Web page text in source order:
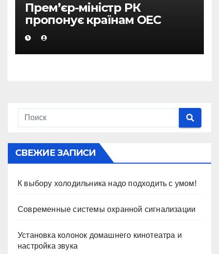
Прем’єр-міністр РК
пропонує країнам ОЕС
використовувати новий
підхід в здійсненні
багатобічних угод
СВЕЖИЕ ЗАПИСИ
К выбору холодильника надо подходить с умом!
Современные системы охранной сигнализации
Установка колонок домашнего кинотеатра и
настройка звука